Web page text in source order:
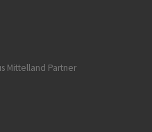
Mittelland Partner